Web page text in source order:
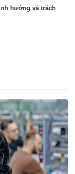
hướng và trách